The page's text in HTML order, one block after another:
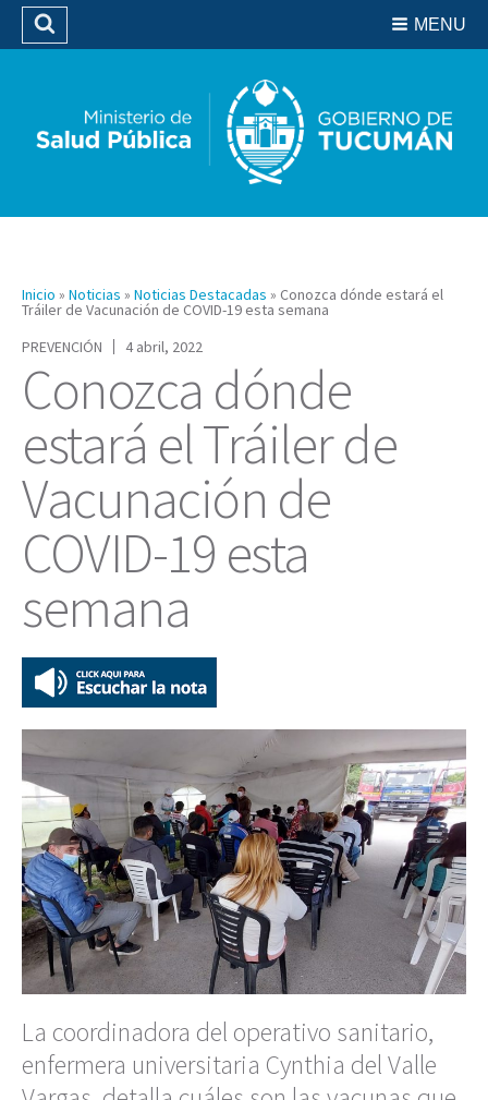
Biblioteca
MENU
Buscar
Inicio » Noticias » Noticias Destacadas » Conozca dónde estará el
Tráiler de Vacunación de COVID-19 esta semana
PREVENCIÓN
4 abril, 2022
Conozca dónde
estará el Tráiler de
Vacunación de
COVID-19 esta
semana
La coordinadora del operativo sanitario,
enfermera universitaria Cynthia del Valle